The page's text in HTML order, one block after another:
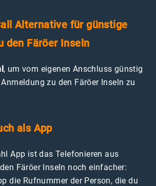
Alternative für günstige
den Färöer Inseln
, um vom eigenen Anschluss günstig
zu den Färöer Inseln zu
als App
App ist das Telefonieren aus
Färöer Inseln noch einfacher:
die Rufnummer der Person, die du